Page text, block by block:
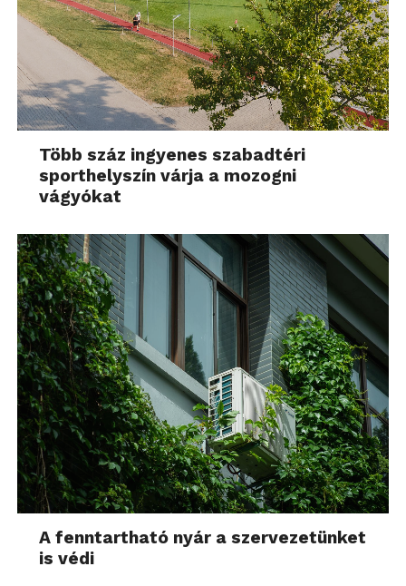
Több száz ingyenes szabadtéri
sporthelyszín várja a mozogni
vágyókat
A fenntartható nyár a szervezetünket
is védi